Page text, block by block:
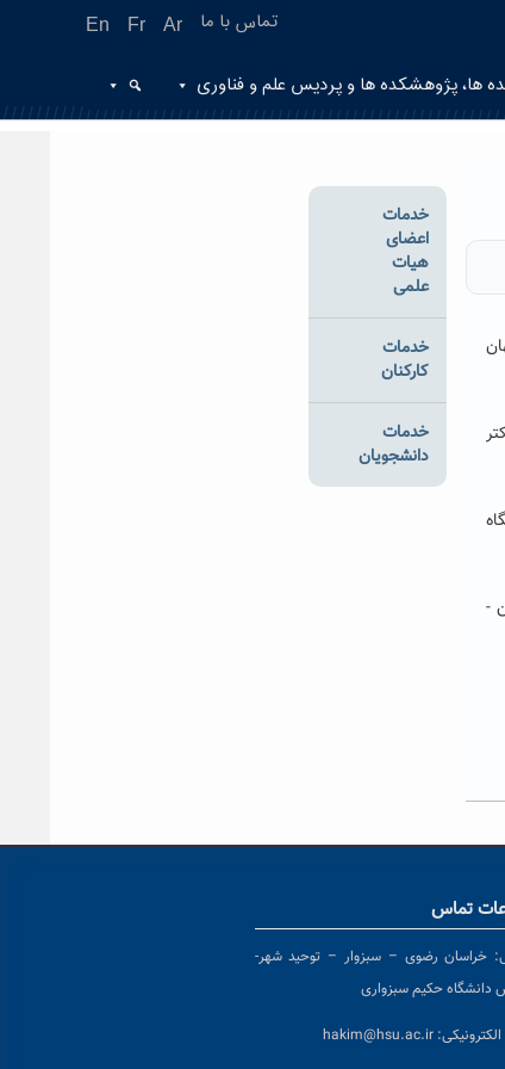
En Fr Ar تماس با ما
ها، پژوهشکده ها و پردیس علم و فناوری
در پایگاه
وی ادامه داد: بر همین اساس، پژوهشگرانی که توانسته­ اند بر اساس فعالیت پژوهشی و تحقیقاتی خود در ۱۰سال اخیر به بالاترین سطح اعتبار بین ­
خدمات
اعضای
هیات
علمی
خدمات
کارکنان
خدمات
دانشجویان
تماس
خراسان رضوی – سبزوار – توحید شهر-
دانشگاه حکیم سبزواری
hakim@hsu.ac.ir